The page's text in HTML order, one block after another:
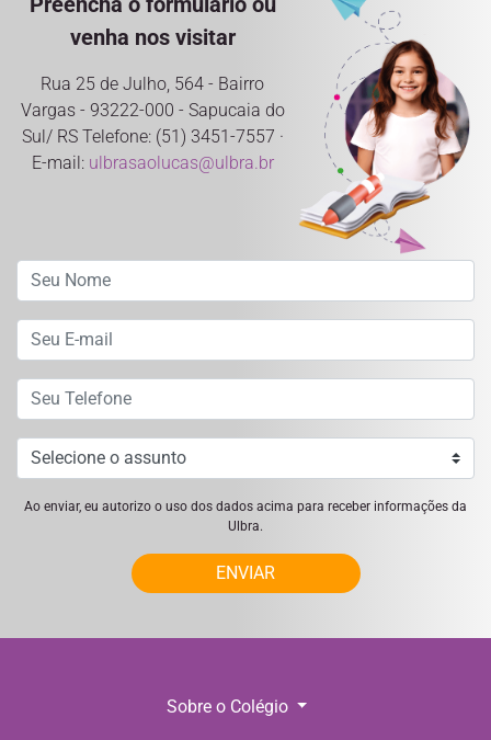
venha nos visitar
Rua 25 de Julho, 564 - Bairro
Vargas - 93222-000 - Sapucaia do
Sul/ RS Telefone: (51) 3451-7557 ·
E-mail: ulbrasaolucas@ulbra.br
Ao enviar, eu autorizo o uso dos dados acima para receber informações da
Ulbra.
ENVIAR
Sobre o Colégio